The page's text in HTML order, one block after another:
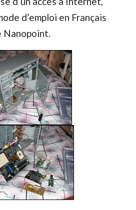
d’emploi en Français
Nanopoint.